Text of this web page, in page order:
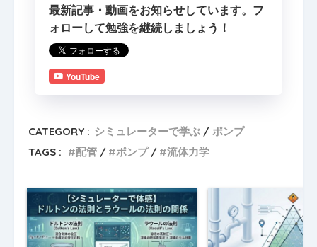
最新記事・動画をお知らせしています。フ
ォローして勉強を継続しましょう！
YouTube
CATEGORY : シミュレーターで学ぶ
ポンプ
TAGS :
配管 ポンプ 流体力学